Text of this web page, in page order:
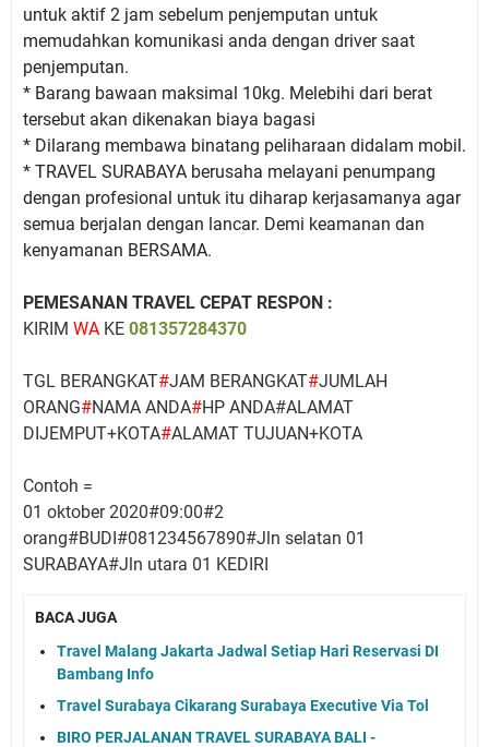
untuk aktif 2 jam sebelum penjemputan untuk
memudahkan komunikasi anda dengan driver saat
penjemputan.
* Barang bawaan maksimal 10kg. Melebihi dari berat
tersebut akan dikenakan biaya bagasi
* Dilarang membawa binatang peliharaan didalam mobil.
* TRAVEL SURABAYA berusaha melayani penumpang
dengan profesional untuk itu diharap kerjasamanya agar
semua berjalan dengan lancar. Demi keamanan dan
kenyamanan BERSAMA.
PEMESANAN TRAVEL CEPAT RESPON :
KIRIM WA KE 081357284370
TGL BERANGKAT#JAM BERANGKAT#JUMLAH
ORANG#NAMA ANDA#HP ANDA#ALAMAT
DIJEMPUT+KOTA#ALAMAT TUJUAN+KOTA
Contoh =
01 oktober 2020#09:00#2
orang#BUDI#081234567890#Jln selatan 01
SURABAYA#Jln utara 01 KEDIRI
BACA JUGA
Travel Malang Jakarta Jadwal Setiap Hari Reservasi DI
Bambang Info
Travel Surabaya Cikarang Surabaya Executive Via Tol
BIRO PERJALANAN TRAVEL SURABAYA BALI -